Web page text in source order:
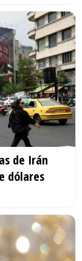
de Irán
dólares